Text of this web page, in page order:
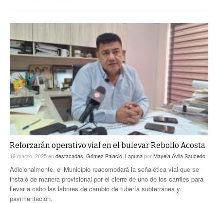
Reforzarán operativo vial en el bulevar Rebollo Acosta
19 marzo, 2025endestacadas Gómez Palacio LagunaporMayela Ávila Saucedo
Adicionalmente, el Municipio reacomodará la señalética vial que se
instaló de manera provisional por el cierre de uno de los carriles para
llevar a cabo las labores de cambio de tubería subterránea y
pavimentación.